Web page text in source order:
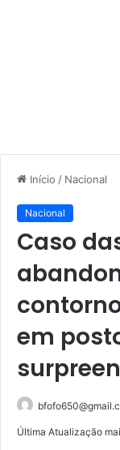
Início / Nacional
Nacional
Caso
em
Última Atualização